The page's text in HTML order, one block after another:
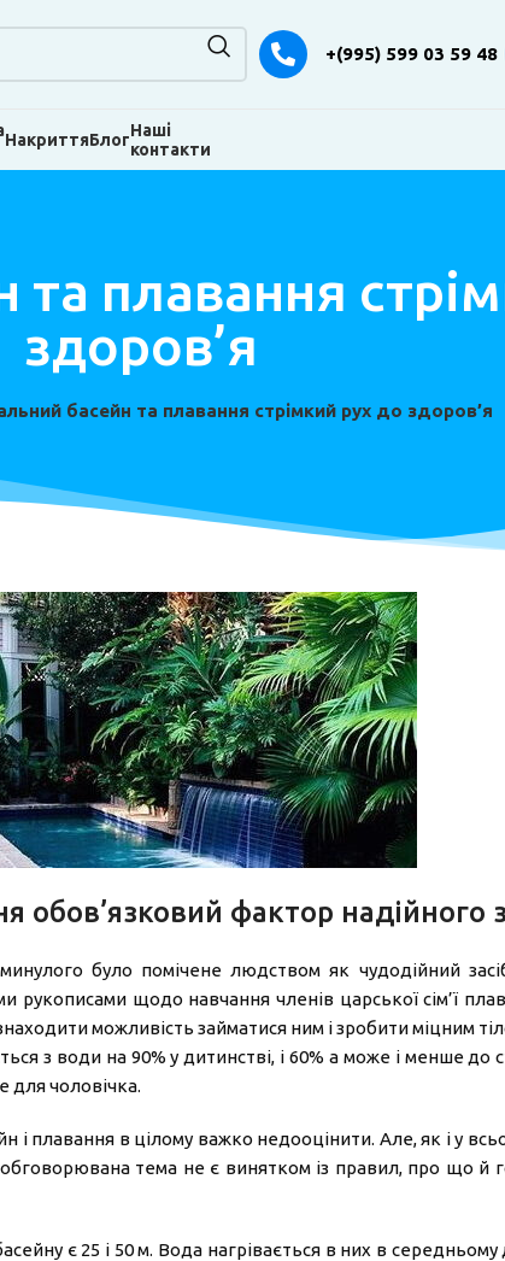
+(995) 599 03 59 48
НакриттяБлогНаші
контакти
плавання
здоров’я
басейн та плавання стрімкий рух до здоров’я
обов’язковий фактор надійного
було помічене людством як чудодійний
щодо навчання членів царської сім’ї
можливість займатися ним і зробити міцним
з води на 90% у дитинстві, і 60% а може і менше до
для чоловічка.
і плавання в цілому важко недооцінити. Але, як і у
обговорювана тема не є винятком із правил, про що й
є 25 і 50 м. Вода нагрівається в них в середньому